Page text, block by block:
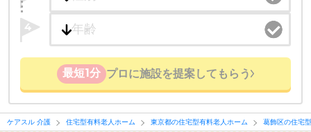
4
最短1分 プロに施設を提案してもらう
ケアスル 介護 住宅型有料老人ホーム 東京都の住宅型有料老人ホーム 葛飾区の住宅